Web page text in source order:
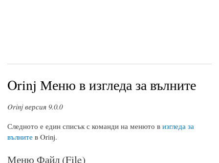
Orinj Меню в изгледа за вълните
Orinj версия 9.0.0
Следното е един списък с команди на менюто в изгледа за
вълните в Orinj.
Меню Файл (File)